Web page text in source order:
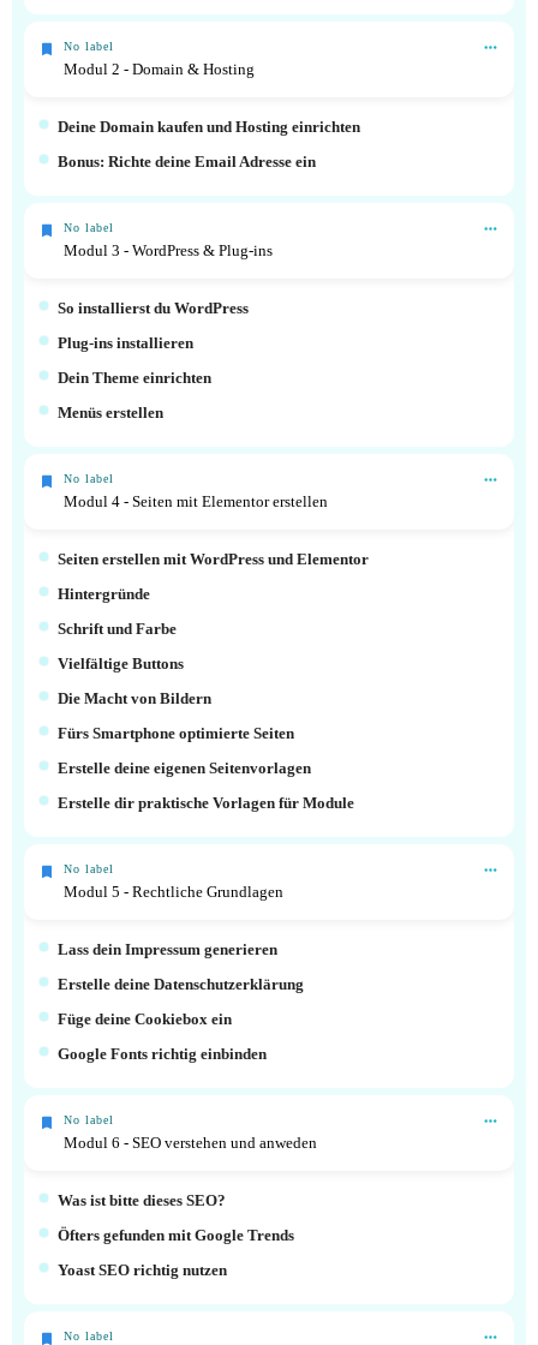
No label
Modul 2 - Domain & Hosting
Deine Domain kaufen und Hosting einrichten
Bonus: Richte deine Email Adresse ein
No label
Modul 3 - WordPress & Plug-ins
So installierst du WordPress
Plug-ins installieren
Dein Theme einrichten
Menüs erstellen
No label
Modul 4 - Seiten mit Elementor erstellen
Seiten erstellen mit WordPress und Elementor
Hintergründe
Schrift und Farbe
Vielfältige Buttons
Die Macht von Bildern
Fürs Smartphone optimierte Seiten
Erstelle deine eigenen Seitenvorlagen
Erstelle dir praktische Vorlagen für Module
No label
Modul 5 - Rechtliche Grundlagen
Lass dein Impressum generieren
Erstelle deine Datenschutzerklärung
Füge deine Cookiebox ein
Google Fonts richtig einbinden
No label
Modul 6 - SEO verstehen und anweden
Was ist bitte dieses SEO?
Öfters gefunden mit Google Trends
Yoast SEO richtig nutzen
No label